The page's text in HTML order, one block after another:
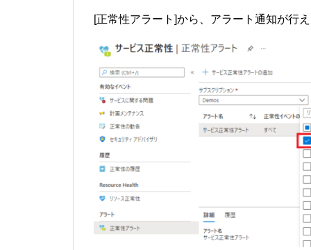
[正常性アラート]から、アラート通知が行